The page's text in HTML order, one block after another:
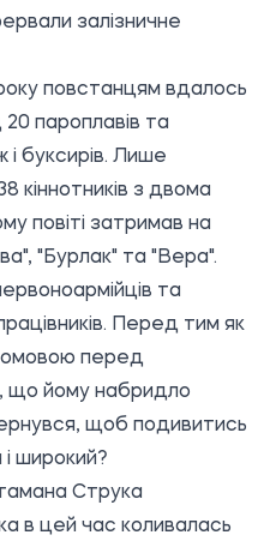
залізничне
повстанцям вдалось
пароплавів та
і буксирів. Лише
кіннотників з двома
повіті затримав на
"Бурлак" та "Вера".
та
Перед тим як
перед
що йому набридло
щоб подивитись
і широкий?
Струка
в цей час коливалась